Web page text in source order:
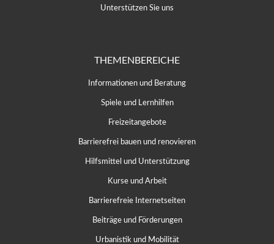
Unterstützen Sie uns
THEMENBEREICHE
Informationen und Beratung
Spiele und Lernhilfen
Freizeitangebote
Barrierefrei bauen und renovieren
Hilfsmittel und Unterstützung
Kurse und Arbeit
Barrierefreie Internetseiten
Beiträge und Förderungen
Urbanistik und Mobilität